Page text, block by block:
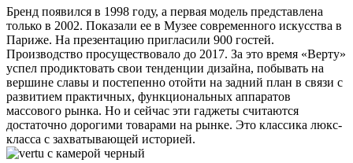
Бренд появился в 1998 году, а первая модель представлена
только в 2002. Показали ее в Музее современного искусства в
Париже. На презентацию пригласили 900 гостей.
Производство просуществовало до 2017. За это время «Верту»
успел продиктовать свои тенденции дизайна, побывать на
вершине славы и постепенно отойти на задний план в связи с
развитием практичных, функциональных аппаратов
массового рынка. Но и сейчас эти гаджеты считаются
достаточно дорогими товарами на рынке. Это классика люкс-
класса с захватывающей историей.